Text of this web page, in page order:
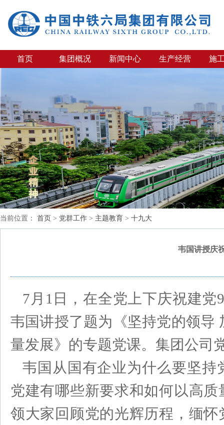
首页 集团概况 新闻中心 生产经营 施
当前位置： 首页 > 党群工作 > 主题教育 > 十九大
韦国讲授庆
7月1日，在全党上下庆祝建
韦国讲授了题为《坚持党的领导
量发展》的专题党课。集团公司
韦国从国有企业为什么要坚
党建有哪些新要求和如何以高
领大家回顾党的光辉历程，缅